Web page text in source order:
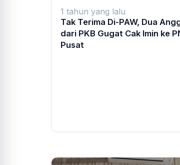
1 tahun yang lalu
Tak Terima Di-PAW, Dua
dari PKB Gugat Cak Imin ke
Pusat